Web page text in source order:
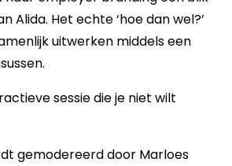
Alida. Het echte ‘hoe dan wel?’
uitwerken middels een
sessie die je niet wilt
gemodereerd door Marloes